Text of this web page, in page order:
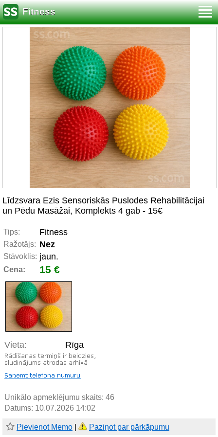
Fitness
Līdzsvara Ezis Sensoriskās Puslodes Rehabilitācijai
un Pēdu Masāžai, Komplekts 4 gab - 15€
Tips: Fitness
Ražotājs: Nez
Stāvoklis: jaun.
Cena: 15 €
Vieta: Rīga
Unikālo apmeklējumu skaits: 46
Datums: 10.07.2026 14:02
Pievienot Memo Paziņot par pārkāpumu